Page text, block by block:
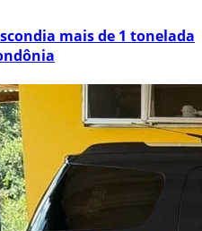
mais de 1 tonelada